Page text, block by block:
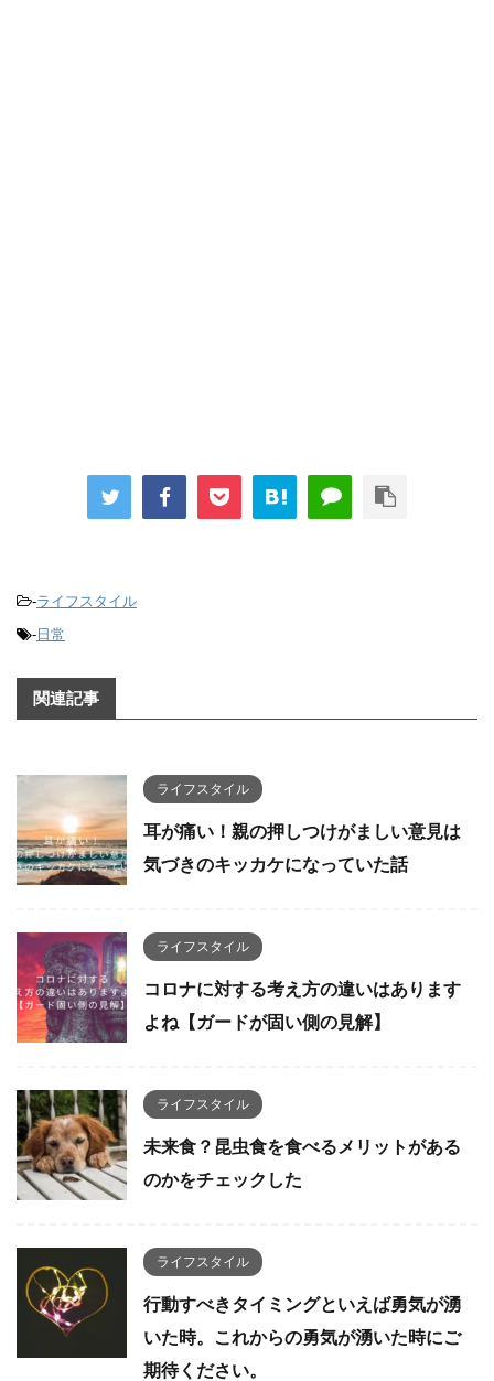
-ライフスタイル
- 日常
関連記事
ライフスタイル
耳が痛い！親の押しつけがましい意見は
気づきのキッカケになっていた話
ライフスタイル
コロナに対する考え方の違いはあります
よね【ガードが固い側の見解】
ライフスタイル
未来食？昆虫食を食べるメリットがある
のかをチェックした
ライフスタイル
行動すべきタイミングといえば勇気が湧
いた時。これからの勇気が湧いた時にご
期待ください。